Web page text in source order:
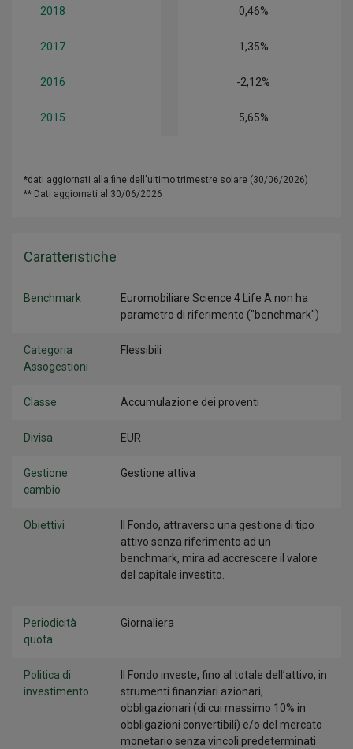
2018 0,46%
2017 1,35%
2016 -2,12%
2015 5,65%
*dati aggiornati alla fine dell'ultimo trimestre solare (30/06/2026)
** Dati aggiornati al 30/06/2026
Caratteristiche
Benchmark
Euromobiliare Science 4 Life A non ha
parametro di riferimento ("benchmark")
Categoria
Assogestioni
Flessibili
Classe Accumulazione dei proventi
Divisa EUR
Gestione
cambio
Gestione attiva
Obiettivi
Il Fondo, attraverso una gestione di tipo
attivo senza riferimento ad un
benchmark, mira ad accrescere il valore
del capitale investito.
Periodicità
quota
Giornaliera
Politica di
investimento
Il Fondo investe, fino al totale dell’attivo, in
strumenti finanziari azionari,
obbligazionari (di cui massimo 10% in
obbligazioni convertibili) e/o del mercato
monetario senza vincoli predeterminati